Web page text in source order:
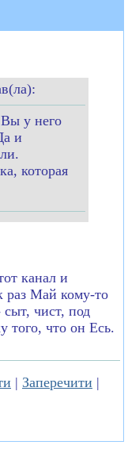
у него
и
которая
канал и
раз Май кому-то
сыт, чист, под
того, что он Есь.
| Заперечити |